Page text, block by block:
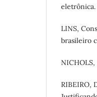
eletrônica.
LINS,
brasileiro
RIBEIRO,